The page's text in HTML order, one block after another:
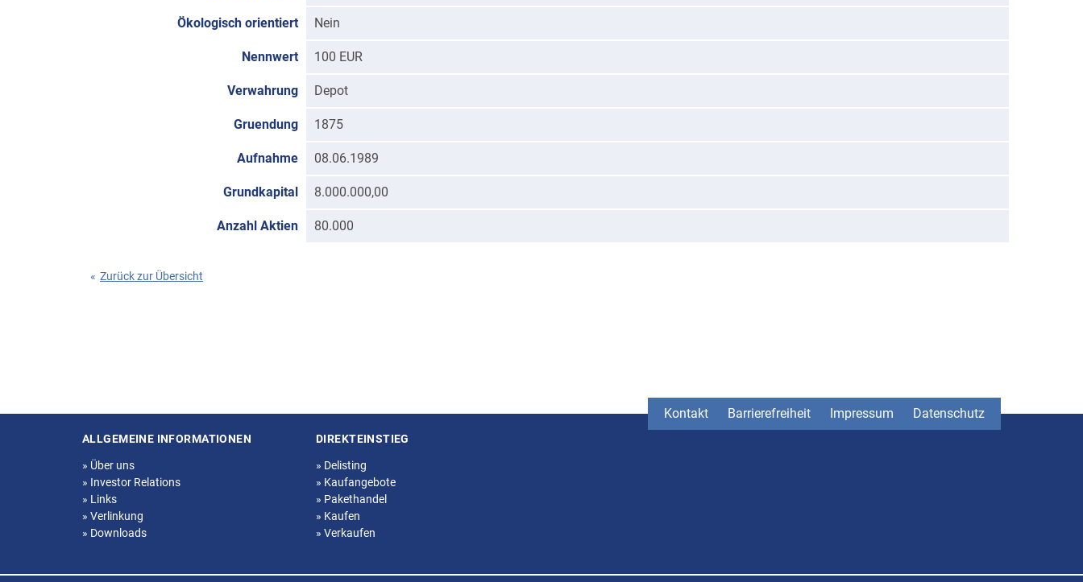
Ökologisch orientiert Nein
Nennwert 100 EUR
Verwahrung Depot
Gruendung 1875
Aufnahme 08.06.1989
Grundkapital 8.000.000,00
Anzahl Aktien 80.000
« Zurück zur Übersicht
Kontakt Barrierefreiheit Impressum Datenschutz
Seitenstruktur
ALLGEMEINE INFORMATIONEN
» Über uns
» Investor Relations
» Links
» Verlinkung
» Downloads
DIREKTEINSTIEG
» Delisting
» Kaufangebote
» Pakethandel
» Kaufen
» Verkaufen